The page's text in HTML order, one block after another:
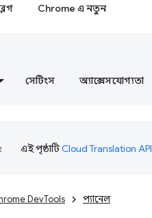
ব্লগ Chrome এ নতুন
সেটিংস অ্যাক্সেসযোগ্যতা
এই পৃষ্ঠাটিCloud Translation API
DevTools প্যানেল